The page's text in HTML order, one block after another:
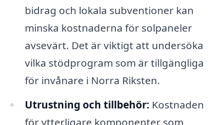
bidrag och lokala subventioner kan
minska kostnaderna för solpaneler
avsevärt. Det är viktigt att undersöka
vilka stödprogram som är tillgängliga
för invånare i Norra Riksten.
Utrustning och tillbehör: Kostnaden
för ytterligare komponenter som